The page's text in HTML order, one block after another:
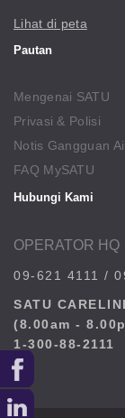
Lihat di peta
Pautan
Mengenai SATU
Privasi & Polisi
Notis Gangguan
FAQ MySATU
Hubungi Kami
OPERATOR HQ
09-621 4111 /
SATU
(8.00am -
1-300-88-2111